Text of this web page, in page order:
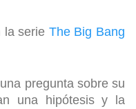
la serie The Big Bang
pregunta sobre su
una hipótesis y la